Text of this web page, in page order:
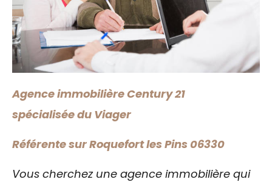
Agence immobilière Century 21
spécialisée du Viager
Référentesur Roquefort les Pins 06330
Vous cherchez une agence immobilière qui